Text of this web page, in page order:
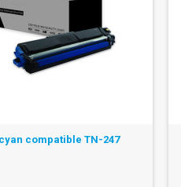
compatible TN-247